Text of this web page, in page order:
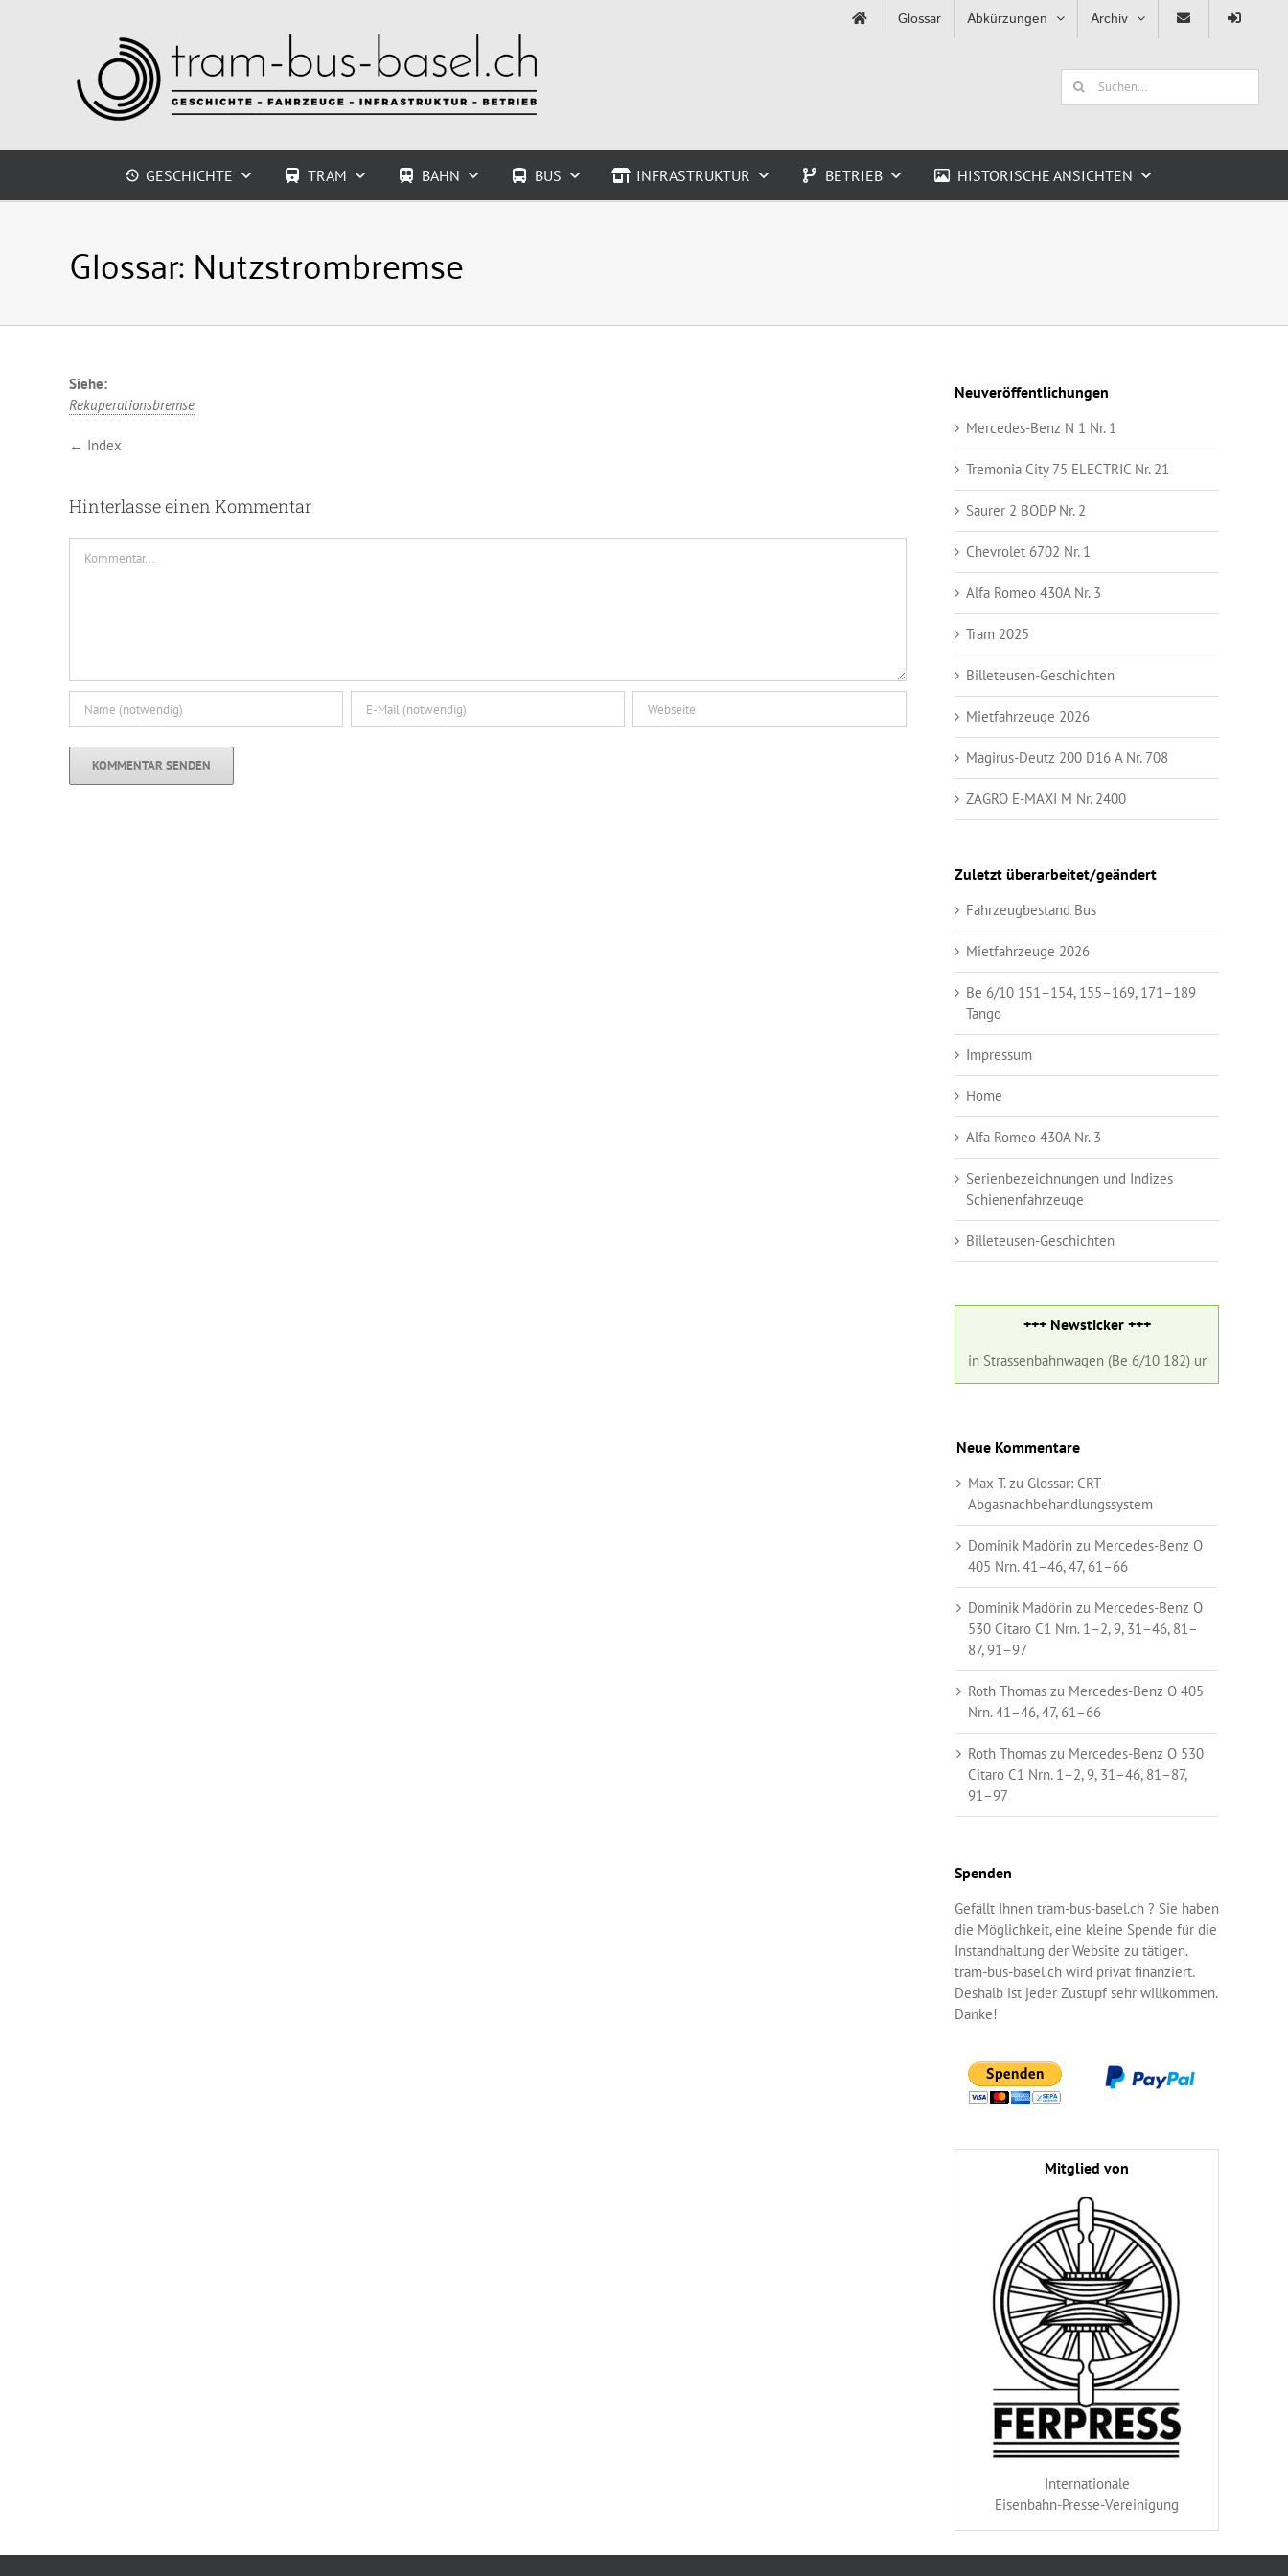
Glossar Abkürzungen Archiv
Suche
nach:
GESCHICHTE TRAM BAHN BUS INFRASTRUKTUR BETRIEB HISTORISCHE ANSICHTEN
Glossar:Nutzstrombremse
Siehe:
Rekuperationsbremse
← Index
Hinterlasse einen Kommentar
Neuveröffentlichungen
Mercedes-Benz N 1 Nr. 1
Tremonia City 75 ELECTRIC Nr. 21
Saurer 2 BODP Nr. 2
Chevrolet 6702 Nr. 1
Alfa Romeo 430A Nr. 3
Tram 2025
Billeteusen-Geschichten
Mietfahrzeuge 2026
Magirus-Deutz 200 D16 A Nr. 708
ZAGRO E-MAXI M Nr. 2400
Zuletzt überarbeitet/geändert
Fahrzeugbestand Bus
Mietfahrzeuge 2026
Be 6/10 151–154, 155–169, 171–189
Tango
Impressum
Home
Alfa Romeo 430A Nr. 3
Serienbezeichnungen und Indizes
Schienenfahrzeuge
Billeteusen-Geschichten
+++ Newsticker +++
Ein Strassenbahnwagen (Be 6/10 182) und ein Gelenkbus
Neue Kommentare
Max T.zu Glossar: CRT-
Abgasnachbehandlungssystem
Dominik Madörin zu Mercedes-Benz O
405 Nrn. 41–46, 47, 61–66
Dominik Madörin zu Mercedes-Benz O
530 Citaro C1 Nrn. 1–2, 9, 31–46, 81–
87, 91–97
Roth Thomas zu Mercedes-Benz O 405
Nrn. 41–46, 47, 61–66
Roth Thomas zu Mercedes-Benz O 530
Citaro C1 Nrn. 1–2, 9, 31–46, 81–87,
91–97
Spenden
Gefällt Ihnen tram-bus-basel.ch ? Sie haben
die Möglichkeit, eine kleine Spende für die
Instandhaltung der Website zu tätigen.
tram-bus-basel.ch wird privat finanziert.
Deshalb ist jeder Zustupf sehr willkommen.
Danke!
Mitglied von
Internationale
Eisenbahn-Presse-Vereinigung